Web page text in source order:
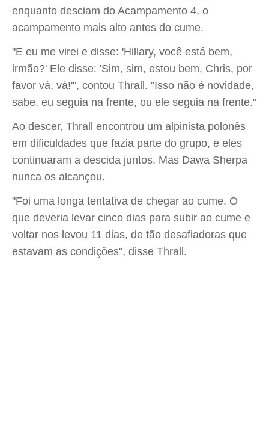
enquanto desciam do Acampamento 4, o
acampamento mais alto antes do cume.
"E eu me virei e disse: 'Hillary, você está bem,
irmão?' Ele disse: 'Sim, sim, estou bem, Chris, por
favor vá, vá!'", contou Thrall. "Isso não é novidade,
sabe, eu seguia na frente, ou ele seguia na frente."
Ao descer, Thrall encontrou um alpinista polonês
em dificuldades que fazia parte do grupo, e eles
continuaram a descida juntos. Mas Dawa Sherpa
nunca os alcançou.
"Foi uma longa tentativa de chegar ao cume. O
que deveria levar cinco dias para subir ao cume e
voltar nos levou 11 dias, de tão desafiadoras que
estavam as condições", disse Thrall.